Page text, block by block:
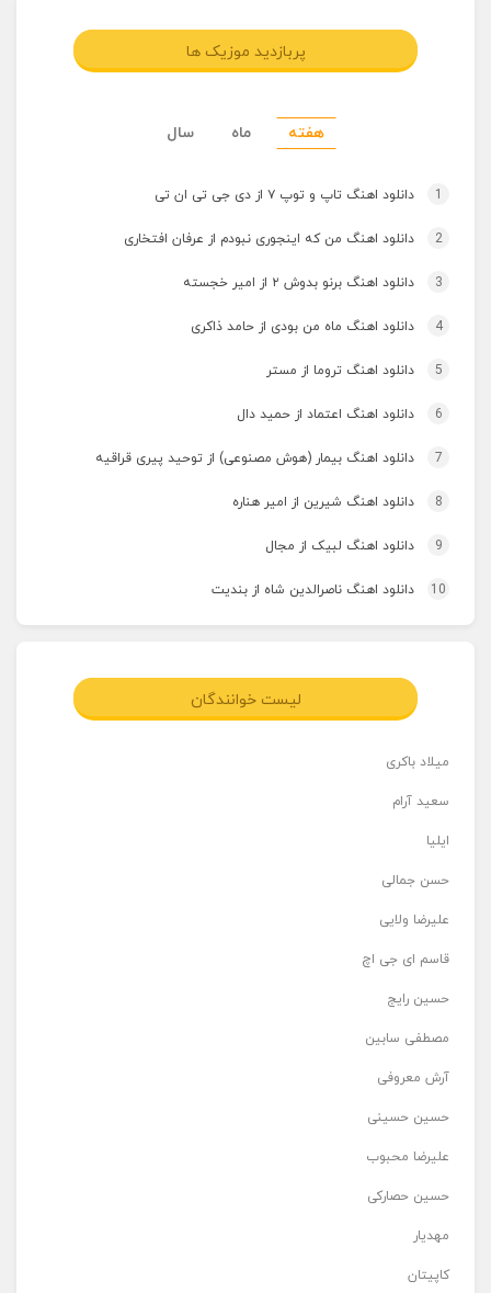
پربازدید موزیک ها
هفته ماه سال
1 دانلود اهنگ تاپ و توپ ۷ از دی جی تی ان تی
2 دانلود اهنگ من که اینجوری نبودم از عرفان افتخاری
3 دانلود اهنگ برنو بدوش ۲ از امیر خجسته
4 دانلود اهنگ ماه من بودی از حامد ذاکری
5 دانلود اهنگ تروما از مستر
6 دانلود اهنگ اعتماد از حمید دال
7 دانلود اهنگ بیمار (هوش مصنوعی) از توحید پیری قراقیه
8 دانلود اهنگ شیرین از امیر هناره
9 دانلود اهنگ لبیک از مجال
10 دانلود اهنگ ناصرالدین شاه از بندیت
لیست خوانندگان
میلاد باکری
سعید آرام
ایلیا
حسن جمالی
علیرضا ولایی
قاسم ای جی اچ
حسین رایج
مصطفی سابین
آرش معروفی
حسین حسینی
علیرضا محبوب
حسین حصارکی
مهدیار
کاپیتان